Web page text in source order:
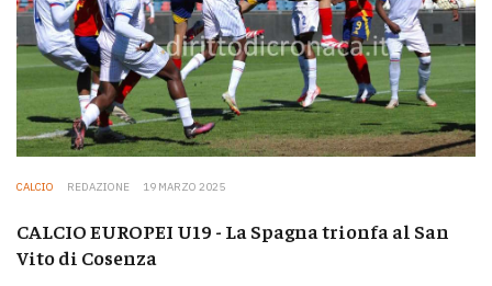
CALCIO REDAZIONE 19 MARZO 2025
CALCIO EUROPEI U19 - La Spagna trionfa al San
Vito di Cosenza